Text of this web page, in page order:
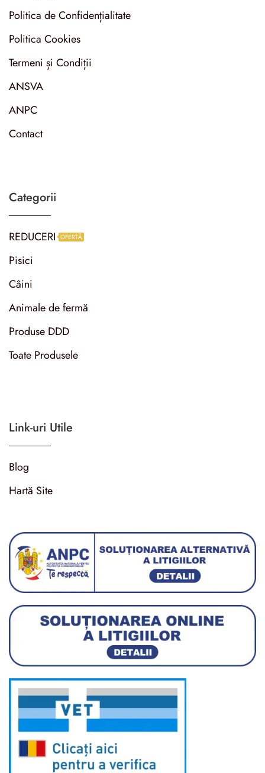
Politica de Confidențialitate
Politica Cookies
Termeni și Condiții
ANSVA
ANPC
Contact
Categorii
REDUCERI OFERTĂ
Pisici
Câini
Animale de fermă
Produse DDD
Toate Produsele
Link-uri Utile
Blog
Hartă Site